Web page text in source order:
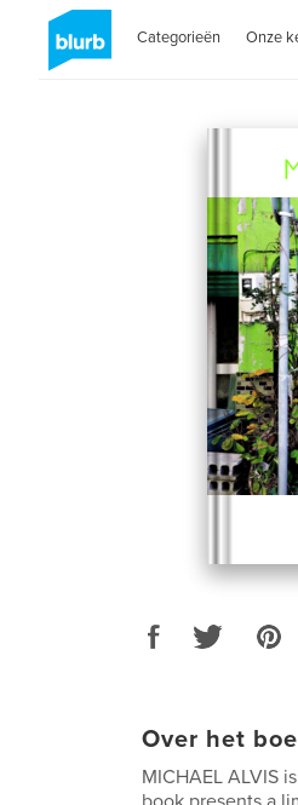
Categorieën Onze
Over het
MICHAEL ALVIS